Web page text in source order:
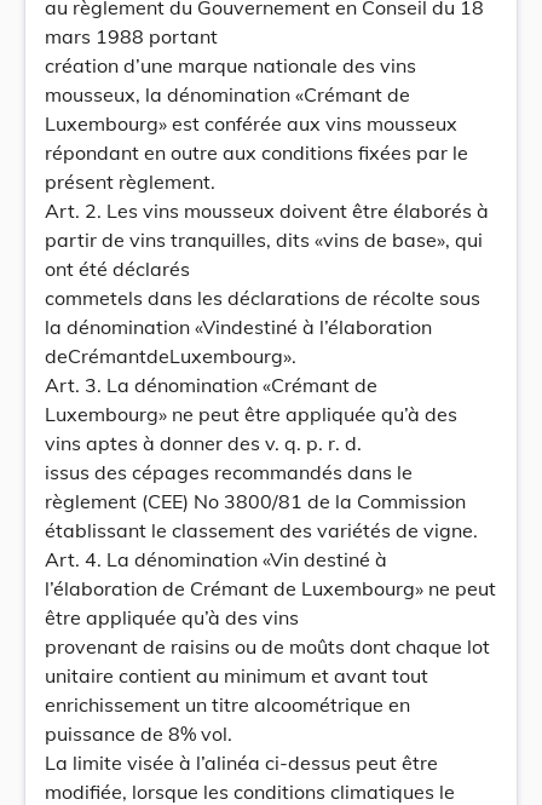
au règlement du Gouvernement en Conseil du 18
mars 1988 portant
création d’une marque nationale des vins
mousseux, la dénomination «Crémant de
Luxembourg» est conférée aux vins mousseux
répondant en outre aux conditions fixées par le
présent règlement.
Art. 2. Les vins mousseux doivent être élaborés à
partir de vins tranquilles, dits «vins de base», qui
ont été déclarés
commetels dans les déclarations de récolte sous
la dénomination «Vindestiné à l’élaboration
deCrémantdeLuxembourg».
Art. 3. La dénomination «Crémant de
Luxembourg» ne peut être appliquée qu’à des
vins aptes à donner des v. q. p. r. d.
issus des cépages recommandés dans le
règlement (CEE) No 3800/81 de la Commission
établissant le classement des variétés de vigne.
Art. 4. La dénomination «Vin destiné à
l’élaboration de Crémant de Luxembourg» ne peut
être appliquée qu’à des vins
provenant de raisins ou de moûts dont chaque lot
unitaire contient au minimum et avant tout
enrichissement un titre alcoométrique en
puissance de 8% vol.
La limite visée à l’alinéa ci-dessus peut être
modifiée, lorsque les conditions climatiques le